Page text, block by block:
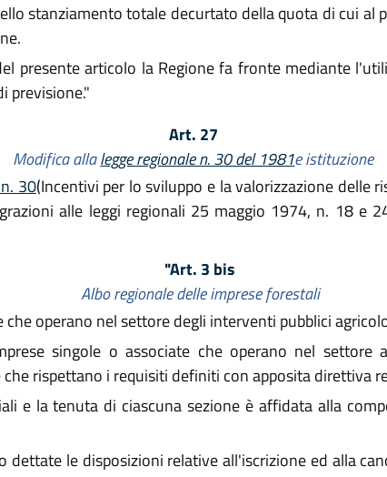
stanziamento totale decurtato della quota di cui al
presente articolo la Regione fa fronte mediante
previsione."
Art. 27
Modifica allalegge regionale n. 30 del 1981e istituzione
30(Incentivi per lo sviluppo e la valorizzazione delle
alle leggi regionali 25 maggio 1974, n. 18 e
"Art. 3 bis
Albo regionale delle imprese forestali
operano nel settore degli interventi pubblici
singole o associate che operano nel settore
rispettano i requisiti definiti con apposita direttiva
e la tenuta di ciascuna sezione è affidata alla
le disposizioni relative all'iscrizione ed alla